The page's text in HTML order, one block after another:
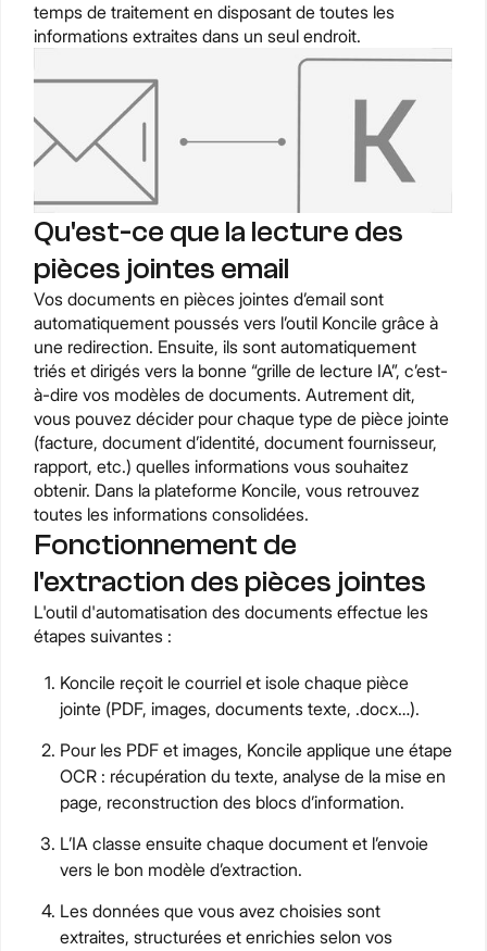
temps de traitement en disposant de toutes les
informations extraites dans un seul endroit.
Qu'est-ce que la lecture des
pièces jointes email
Vos documents en pièces jointes d’email sont
automatiquement poussés vers l’outil Koncile grâce à
une redirection. Ensuite, ils sont automatiquement
triés et dirigés vers la bonne “grille de lecture IA”, c’est-
à-dire vos modèles de documents. Autrement dit,
vous pouvez décider pour chaque type de pièce jointe
(facture, document d’identité, document fournisseur,
rapport, etc.) quelles informations vous souhaitez
obtenir. Dans la plateforme Koncile, vous retrouvez
toutes les informations consolidées.
Fonctionnement de
l'extraction des pièces jointes
L'outil d'automatisation des documents effectue les
étapes suivantes :
Koncile reçoit le courriel et isole chaque pièce
jointe (PDF, images, documents texte, .docx…).
Pour les PDF et images, Koncile applique une étape
OCR : récupération du texte, analyse de la mise en
page, reconstruction des blocs d’information.
L’IA classe ensuite chaque document et l’envoie
vers le bon modèle d’extraction.
Les données que vous avez choisies sont
extraites, structurées et enrichies selon vos